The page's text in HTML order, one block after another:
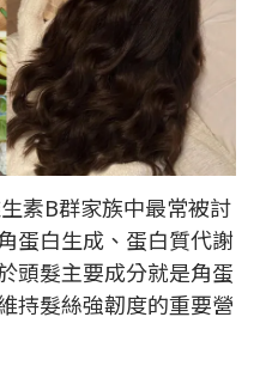
素B群家族中最常被討
蛋白生成、蛋白質代謝
頭髮主要成分就是角蛋
持髮絲強韌度的重要營